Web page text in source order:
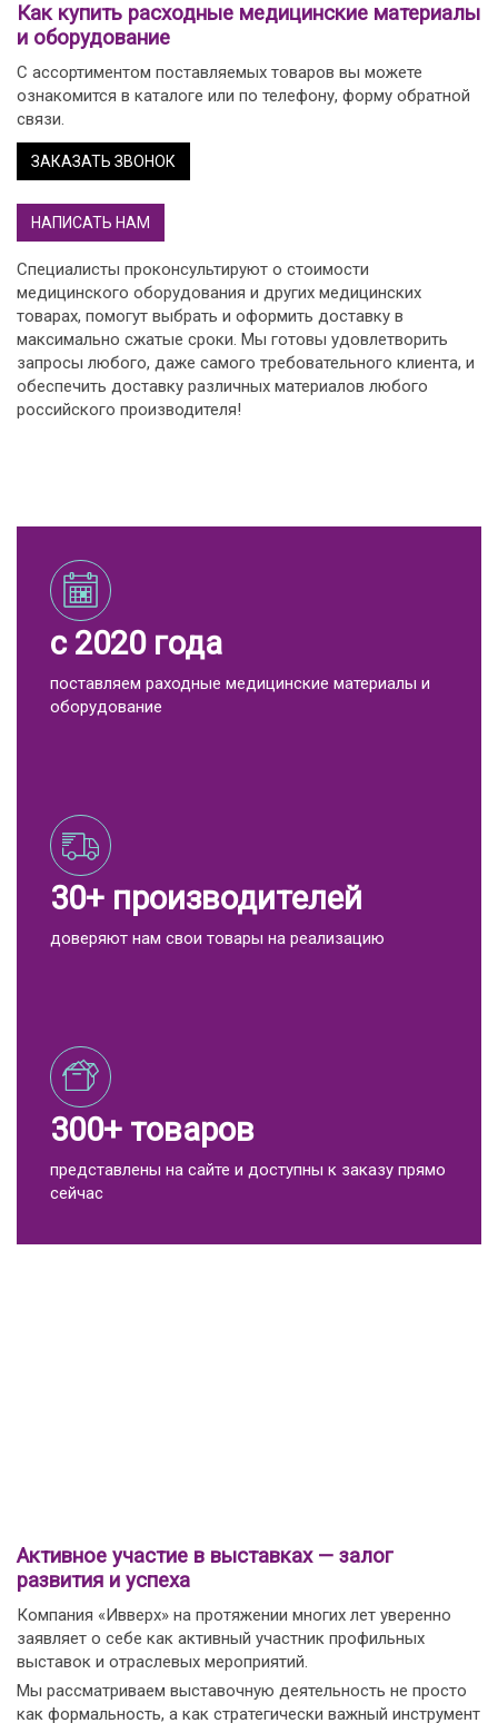
Как купить расходные медицинские материалы
и оборудование
С ассортиментом поставляемых товаров вы можете
ознакомится в каталоге или по телефону, форму обратной
связи.
ЗАКАЗАТЬ ЗВОНОК
НАПИСАТЬ НАМ
Специалисты проконсультируют о стоимости
медицинского оборудования и других медицинских
товарах, помогут выбрать и оформить доставку в
максимально сжатые сроки. Мы готовы удовлетворить
запросы любого, даже самого требовательного клиента, и
обеспечить доставку различных материалов любого
российского производителя!
с 2020 года
поставляем раходные медицинские материалы и
оборудование
30+ производителей
доверяют нам свои товары на реализацию
300+ товаров
представлены на сайте и доступны к заказу прямо
сейчас
Активное участие в выставках — залог
развития и успеха
Компания «Ивверх» на протяжении многих лет уверенно
заявляет о себе как активный участник профильных
выставок и отраслевых мероприятий.
Мы рассматриваем выставочную деятельность не просто
как формальность, а как стратегически важный инструмент